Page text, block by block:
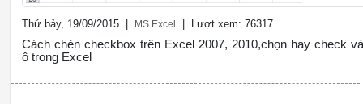
Thứ bảy, 19/09/2015 | MS Excel | Lượt xem: 76317
Cách chèn checkbox trên Excel 2007, 2010,chọn hay check
ô trong Excel